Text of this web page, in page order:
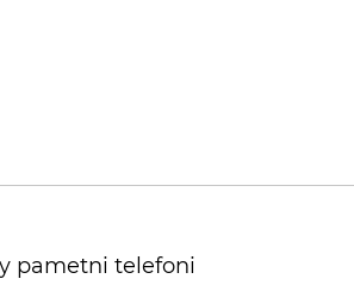
pametni telefoni